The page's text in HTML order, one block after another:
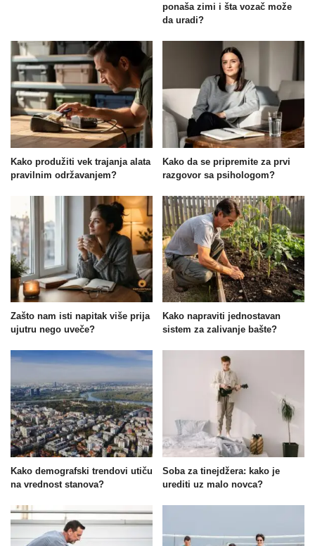
ponaša zimi i šta vozač može
da uradi?
Kako produžiti vek trajanja alata
pravilnim održavanjem?
Kako da se pripremite za prvi
razgovor sa psihologom?
Zašto nam isti napitak više prija
ujutru nego uveče?
Kako napraviti jednostavan
sistem za zalivanje bašte?
Kako demografski trendovi utiču
na vrednost stanova?
Soba za tinejdžera: kako je
urediti uz malo novca?